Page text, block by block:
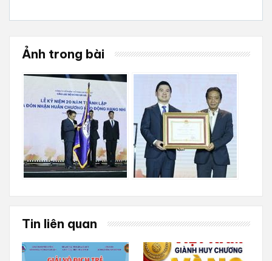
Ảnh trong bài
Tin liên quan